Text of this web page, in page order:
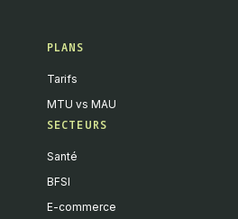
PLANS
Tarifs
MTU vs MAU
SECTEURS
Santé
BFSI
E-commerce